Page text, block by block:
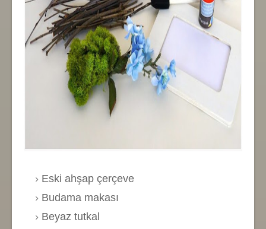
Eski ahşap çerçeve
Budama makası
Beyaz tutkal